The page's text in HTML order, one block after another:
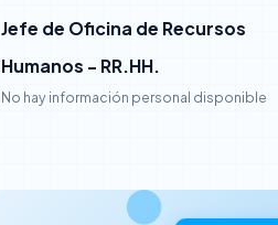
Jefe de Oficina de Recursos
Humanos - RR.HH.
No hay información personal disponible